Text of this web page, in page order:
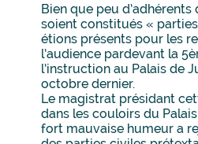
Bien que peu d’adhérents
soient constitués «
étions présents pour les
l’audience pardevant la
l’instruction au Palais de
octobre dernier.
Le magistrat présidant
dans les couloirs du
fort mauvaise humeur a